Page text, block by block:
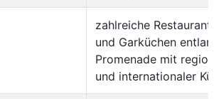
zahlreiche
und Garküchen
Promenade mit
und internationaler